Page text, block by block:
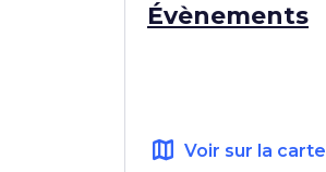
Évènements
map Voir sur la carte